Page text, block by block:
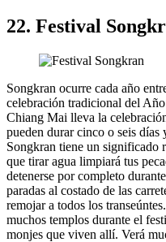
22. Festival
Songkran ocurre cada año
celebración tradicional del
Chiang Mai lleva la
pueden durar cinco o seis días
Songkran tiene un significado
que tirar agua limpiará tus
detenerse por completo
paradas al costado de las
remojar a todos los
muchos templos durante el
monjes que viven allí. Verá